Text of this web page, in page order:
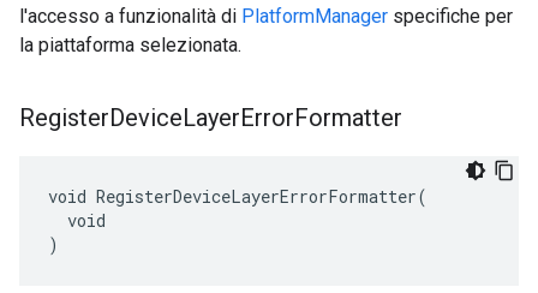
l'accesso a funzionalità di PlatformManager specifiche per
la piattaforma selezionata.
RegisterDeviceLayerErrorFormatter
void RegisterDeviceLayerErrorFormatter(
  void
)